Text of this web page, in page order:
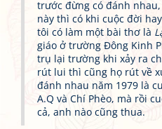
trước đừng có đánh
này thì có khi cuộc đời
tôi có làm một bài thơ là
giáo ở trường Đông Kinh
trụ lại trường khi xảy ra
rút lui thì cũng họ rút về
đánh nhau năm 1979 là
A.Q và Chí Phèo, mà rồi
cả, anh nào cũng thua.